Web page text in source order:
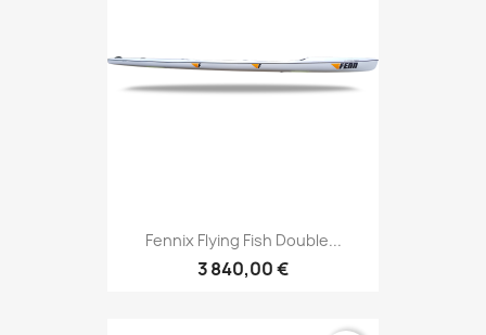
Fennix Flying Fish Double...
3 840,00 €